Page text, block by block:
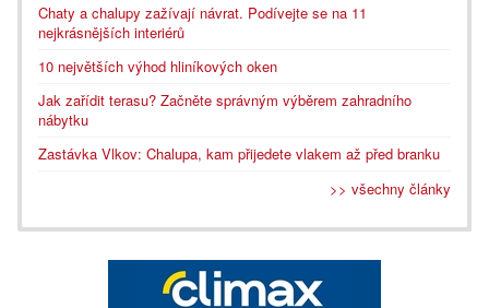
Chaty a chalupy zažívají návrat. Podívejte se na 11
nejkrásnějších interiérů
10 největších výhod hliníkových oken
Jak zařídit terasu? Začněte správným výběrem zahradního
nábytku
Zastávka Vlkov: Chalupa, kam přijedete vlakem až před branku
>> všechny články